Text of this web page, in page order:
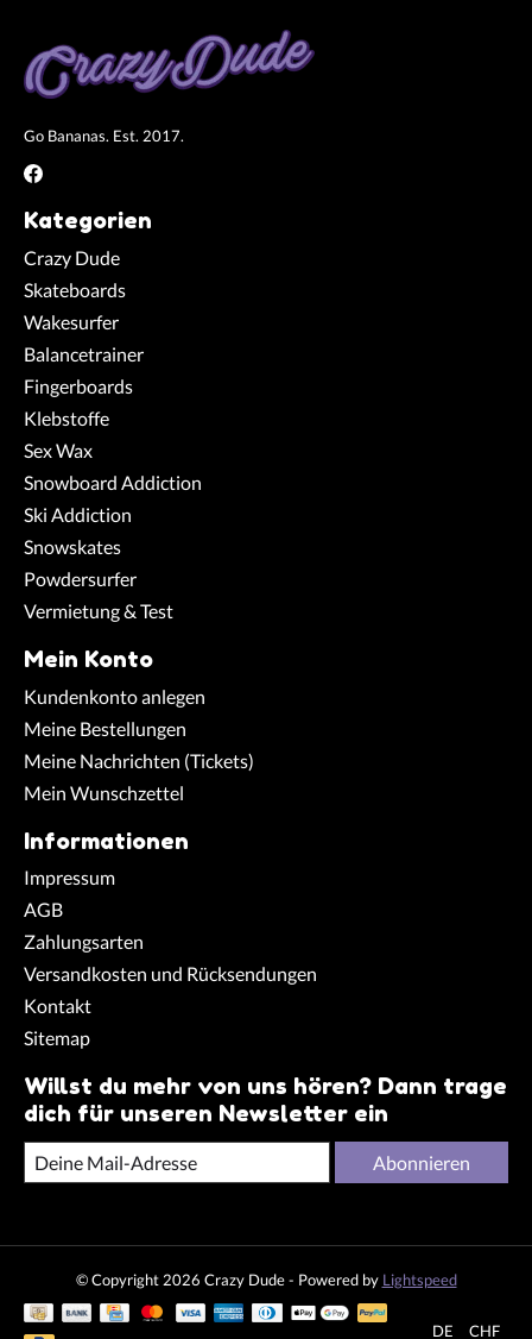
Go Bananas. Est. 2017.
Kategorien
Crazy Dude
Skateboards
Wakesurfer
Balancetrainer
Fingerboards
Klebstoffe
Sex Wax
Snowboard Addiction
Ski Addiction
Snowskates
Powdersurfer
Vermietung & Test
Mein Konto
Kundenkonto anlegen
Meine Bestellungen
Meine Nachrichten (Tickets)
Mein Wunschzettel
Informationen
Impressum
AGB
Zahlungsarten
Versandkosten und Rücksendungen
Kontakt
Sitemap
Willst du mehr von uns hören? Dann trage
dich für unseren Newsletter ein
Abonnieren
© Copyright 2026 Crazy Dude - Powered by Lightspeed
DE CHF